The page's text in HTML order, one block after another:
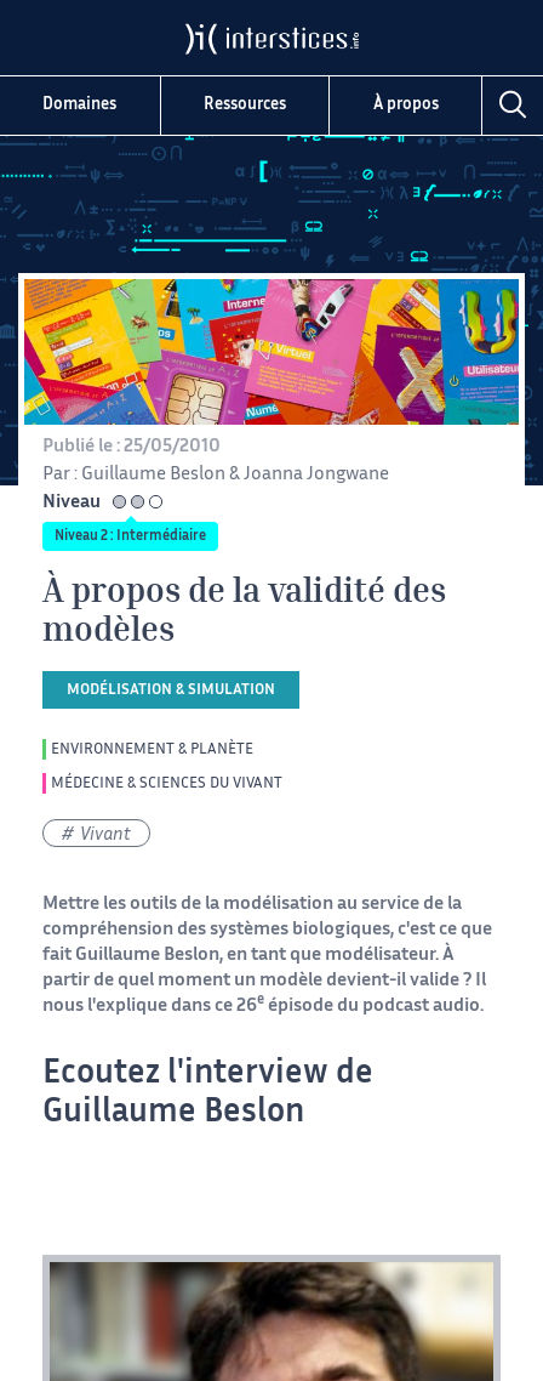
Domaines Ressources À propos
Publié le : 25/05/2010
Par : Guillaume Beslon & Joanna Jongwane
Niveau
intermédiaire
Niveau 2 : Intermédiaire
À propos de la validité des
modèles
MODÉLISATION & SIMULATION
ENVIRONNEMENT & PLANÈTE
MÉDECINE & SCIENCES DU VIVANT
Vivant
Mettre les outils de la modélisation au service de la
compréhension des systèmes biologiques, c'est ce que
fait Guillaume Beslon, en tant que modélisateur. À
partir de quel moment un modèle devient-il valide ? Il
nous l'explique dans ce 26e épisode du podcast audio.
Ecoutez l'interview de
Guillaume Beslon